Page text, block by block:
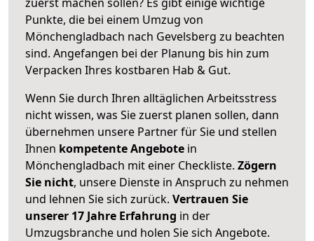
Punkte, die bei einem Umzug von
Mönchengladbach nach Gevelsberg zu beachten
sind. Angefangen bei der Planung bis hin zum
Verpacken Ihres kostbaren Hab & Gut.
Wenn Sie durch Ihren alltäglichen Arbeitsstress
nicht wissen, was Sie zuerst planen sollen, dann
übernehmen unsere Partner für Sie und stellen
Ihnen kompetente Angebote in
Mönchengladbach mit einer Checkliste. Zögern
Sie nicht, unsere Dienste in Anspruch zu nehmen
und lehnen Sie sich zurück. Vertrauen Sie
unserer 17 Jahre Erfahrung in der
Umzugsbranche und holen Sie sich Angebote.